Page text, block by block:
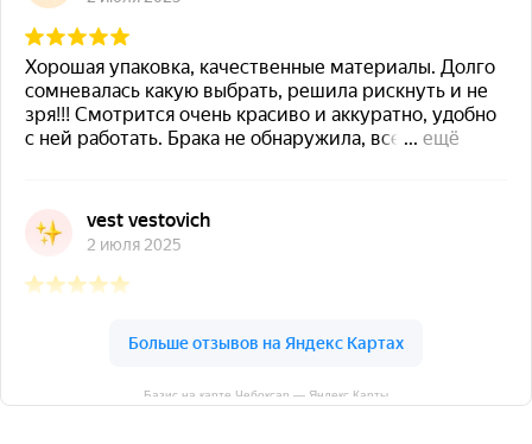
Базис на карте Чебоксар — Яндекс Карты